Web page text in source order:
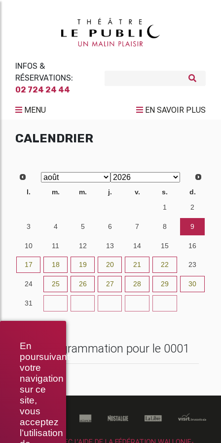
En
poursuivant
votre
navigation
sur ce
site,
vous
acceptez
l’utilisation
INFOS &
RÉSERVATIONS:
02 724 24 44
MENU EN SAVOIR PLUS
CALENDRIER
l. m. m. j. v. s.
d.
1 2
3 4 5 6 7 8 9
10 11 12 13 14 15 16
17 18 19 20 21 22 23
24 25 26 27 28 29 30
31
Programmation pour le 0001